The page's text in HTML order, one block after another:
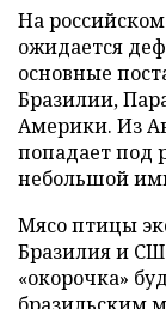
На
ожидается
основные
Бразилии,
Америки. Из
попадает под
небольшой
Мясо птицы
Бразилия и
«окорочка»